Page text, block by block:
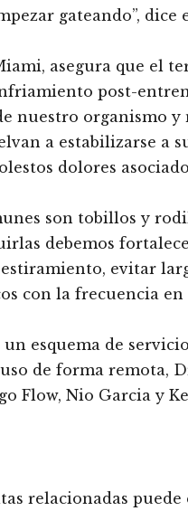
gateando”, dice
asegura que el
post-
nuestro organismo y
a estabilizarse a
dolores
son tobillos y
debemos
evitar
con la frecuencia
esquema de
de forma remota,
Flow, Nio Garcia y
relacionadas